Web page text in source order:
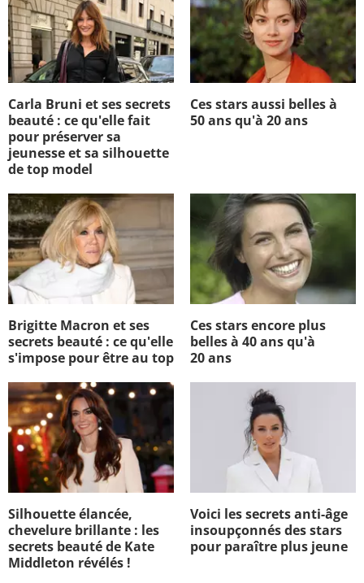
Carla Bruni et ses secrets
beauté : ce qu'elle fait
pour préserver sa
jeunesse et sa silhouette
de top model
Ces stars aussi belles à
50 ans qu'à 20 ans
Brigitte Macron et ses
secrets beauté : ce qu'elle
s'impose pour être au top
Ces stars encore plus
belles à 40 ans qu'à
20 ans
Silhouette élancée,
chevelure brillante : les
secrets beauté de Kate
Middleton révélés !
Voici les secrets anti-âge
insoupçonnés des stars
pour paraître plus jeune